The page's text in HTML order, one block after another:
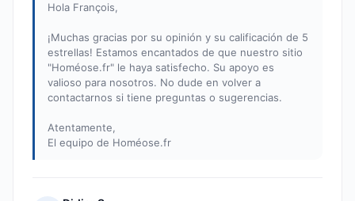
Hola François,
¡Muchas gracias por su opinión y su calificación de 5
estrellas! Estamos encantados de que nuestro sitio
"Homéose.fr" le haya satisfecho. Su apoyo es
valioso para nosotros. No dude en volver a
contactarnos si tiene preguntas o sugerencias.
Atentamente,
El equipo de Homéose.fr